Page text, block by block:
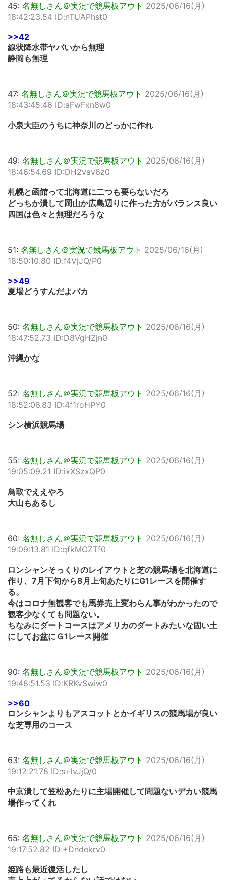
45: 名無しさん＠実況で競馬板アウト 2025/06/16(月)
18:42:23.54 ID:nTUAPhst0
>>42
線状降水帯ヤバいから無理
静岡も無理
47: 名無しさん＠実況で競馬板アウト 2025/06/16(月)
18:43:45.46 ID:aFwFxn8w0
小泉大臣のうちに神奈川のどっかに作れ
49: 名無しさん＠実況で競馬板アウト 2025/06/16(月)
18:46:54.69 ID:DH2vav6z0
札幌と函館って北海道に二つも要らないだろ
どっちか潰して岡山か広島辺りに作った方がバランス良い
四国は色々と無理だろうな
51: 名無しさん＠実況で競馬板アウト 2025/06/16(月)
18:50:10.80 ID:f4VjJQ/P0
>>49
夏場どうすんだよバカ
50: 名無しさん＠実況で競馬板アウト 2025/06/16(月)
18:47:52.73 ID:D8VgHZjn0
沖縄かな
52: 名無しさん＠実況で競馬板アウト 2025/06/16(月)
18:52:06.83 ID:4f1roHPY0
シン横浜競馬場
55: 名無しさん＠実況で競馬板アウト 2025/06/16(月)
19:05:09.21 ID:ixXSzxQP0
鳥取でええやろ
大山もあるし
60: 名無しさん＠実況で競馬板アウト 2025/06/16(月)
19:09:13.81 ID:qfkMOZTf0
ロンシャンそっくりのレイアウトと芝の競馬場を北海道に
作り、7月下旬から8月上旬あたりにG1レースを開催す
る。
今はコロナ無観客でも馬券売上変わらん事がわかったので
観客少なくても問題ない。
ちなみにダートコースはアメリカのダートみたいな固い土
にしてお盆にＧ1レース開催
90: 名無しさん＠実況で競馬板アウト 2025/06/16(月)
19:48:51.53 ID:KRKvSwiw0
>>60
ロンシャンよりもアスコットとかイギリスの競馬場が良い
な芝専用のコース
63: 名無しさん＠実況で競馬板アウト 2025/06/16(月)
19:12:21.78 ID:s+lvJjQ/0
中京潰して笠松あたりに主場開催して問題ないデカい競馬
場作ってくれ
65: 名無しさん＠実況で競馬板アウト 2025/06/16(月)
19:17:52.82 ID:+Dndekrv0
姫路も最近復活したし